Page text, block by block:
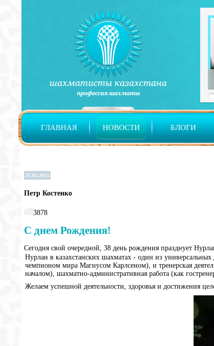
ГЛАВНАЯ НОВОСТИ БЛОГИ
25.02.2015
Петр Костенко
3878
С днем Рождения!
Сегодня свой очередной, 38 день рождения празднует
Нурлан в казахстанских шахматах - один из
чемпионом мира Магнусом Карлсеном), и тренерская
началом), шахматно-административная работа (как
Желаем успешной деятельности, здоровья и достижения